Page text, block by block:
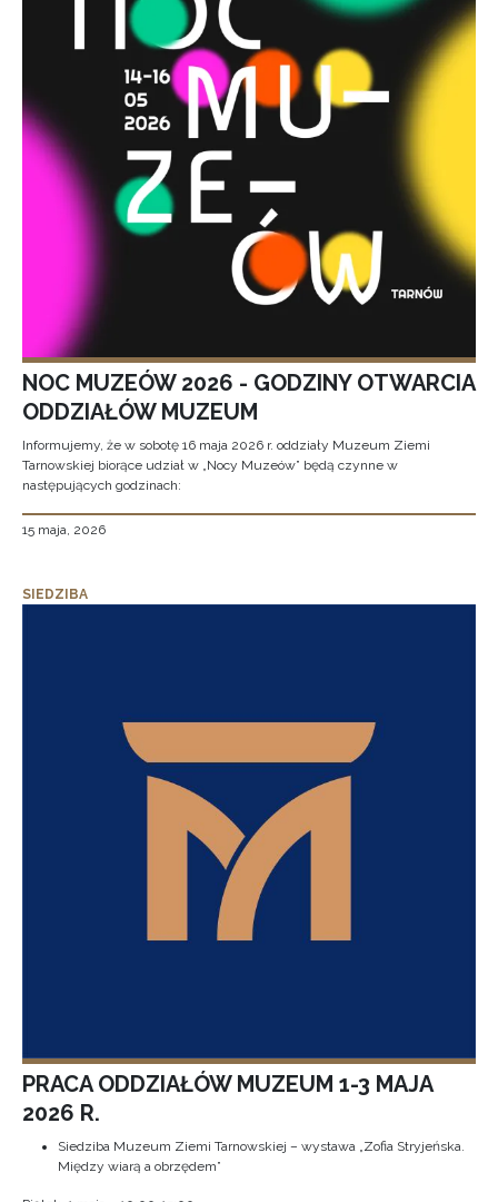
NOC MUZEÓW 2026 - GODZINY OTWARCIA
ODDZIAŁÓW MUZEUM
Informujemy, że w sobotę 16 maja 2026 r. oddziały Muzeum Ziemi
Tarnowskiej biorące udział w „Nocy Muzeów” będą czynne w
następujących godzinach:
15 maja, 2026
SIEDZIBA
PRACA ODDZIAŁÓW MUZEUM 1-3 MAJA
2026 R.
Siedziba Muzeum Ziemi Tarnowskiej – wystawa „Zofia Stryjeńska.
Między wiarą a obrzędem”